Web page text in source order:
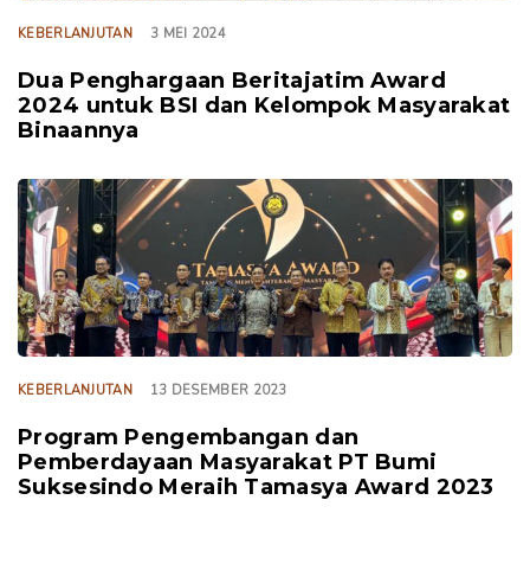
KEBERLANJUTAN 3 MEI 2024
Dua Penghargaan Beritajatim Award
2024 untuk BSI dan Kelompok Masyarakat
Binaannya
TAGS
KEBERLANJUTAN 13 DESEMBER 2023
Program Pengembangan dan
Pemberdayaan Masyarakat PT Bumi
Suksesindo Meraih Tamasya Award 2023